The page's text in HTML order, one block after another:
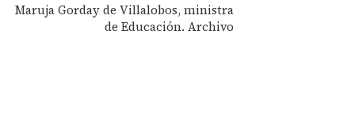
Maruja Gorday de Villalobos, ministra
de Educación. Archivo